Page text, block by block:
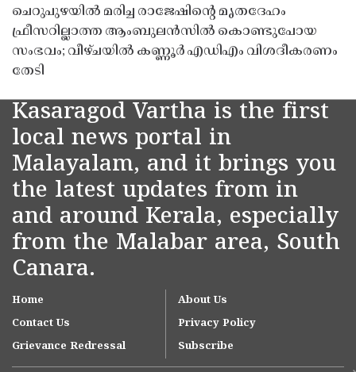
ചെറുപുഴയിൽ മരിച്ച രാജേഷിൻ്റെ മൃതദേഹം
ഫ്രീസറില്ലാത്ത ആംബുലൻസിൽ കൊണ്ടുപോയ
സംഭവം; വീഴ്ചയിൽ കണ്ണൂർ എഡിഎം വിശദീകരണം
തേടി
Kasaragod Vartha is the first
local news portal in
Malayalam, and it brings you
the latest updates from in
and around Kerala, especially
from the Malabar area, South
Canara.
Home
About Us
Contact Us
Privacy Policy
Grievance Redressal
Subscribe